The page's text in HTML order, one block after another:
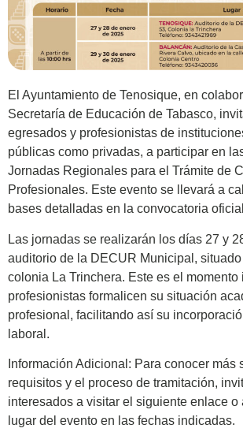
El Ayuntamiento de Tenosique, en
Secretaría de Educación de Tabasco,
egresados y profesionistas de
públicas como privadas, a participar en
Jornadas Regionales para el Trámite de
Profesionales. Este evento se llevará a
bases detalladas en la convocatoria
Las jornadas se realizarán los días 27 y
auditorio de la DECUR Municipal,
colonia La Trinchera. Este es el
profesionistas formalicen su situación
profesional, facilitando así su
laboral.
Información Adicional: Para conocer más
requisitos y el proceso de tramitación,
interesados a visitar el siguiente enlace o
lugar del evento en las fechas indicadas.